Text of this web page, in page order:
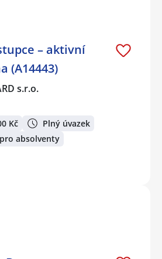
– aktivní
(A14443)
s.r.o.
Kč
Plný úvazek
absolventy